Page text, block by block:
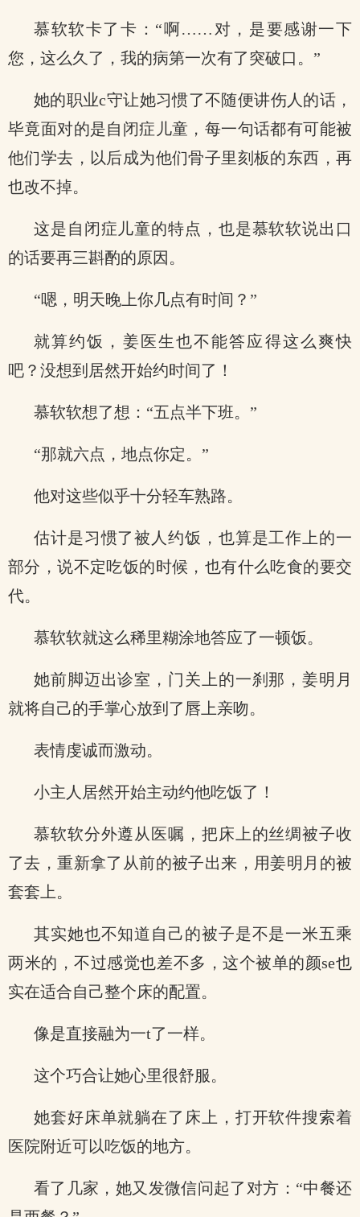
慕软软卡了卡：“啊……对，是要感谢一下
您，这么久了，我的病第一次有了突破口。”
她的职业c守让她习惯了不随便讲伤人的话，
毕竟面对的是自闭症儿童，每一句话都有可能被
他们学去，以后成为他们骨子里刻板的东西，再
也改不掉。
这是自闭症儿童的特点，也是慕软软说出口
的话要再三斟酌的原因。
“嗯，明天晚上你几点有时间？”
就算约饭，姜医生也不能答应得这么爽快
吧？没想到居然开始约时间了！
慕软软想了想：“五点半下班。”
“那就六点，地点你定。”
他对这些似乎十分轻车熟路。
估计是习惯了被人约饭，也算是工作上的一
部分，说不定吃饭的时候，也有什么吃食的要交
代。
慕软软就这么稀里糊涂地答应了一顿饭。
她前脚迈出诊室，门关上的一刹那，姜明月
就将自己的手掌心放到了唇上亲吻。
表情虔诚而激动。
小主人居然开始主动约他吃饭了！
慕软软分外遵从医嘱，把床上的丝绸被子收
了去，重新拿了从前的被子出来，用姜明月的被
套套上。
其实她也不知道自己的被子是不是一米五乘
两米的，不过感觉也差不多，这个被单的颜se也
实在适合自己整个床的配置。
像是直接融为一t了一样。
这个巧合让她心里很舒服。
她套好床单就躺在了床上，打开软件搜索着
医院附近可以吃饭的地方。
看了几家，她又发微信问起了对方：“中餐还